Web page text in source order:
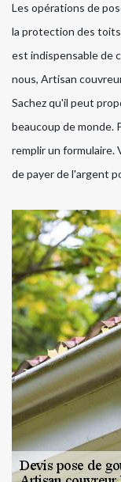
Les opérations de
la protection des
est indispensable de
nous, Artisan
Sachez qu'il peut
beaucoup de monde.
remplir un formulaire.
de payer de l'argent